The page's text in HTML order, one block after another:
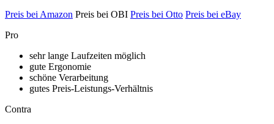
Preis bei Amazon Preis bei OBI Preis bei Otto Preis bei eBay
Pro
sehr lange Laufzeiten möglich
gute Ergonomie
schöne Verarbeitung
gutes Preis-Leistungs-Verhältnis
Contra